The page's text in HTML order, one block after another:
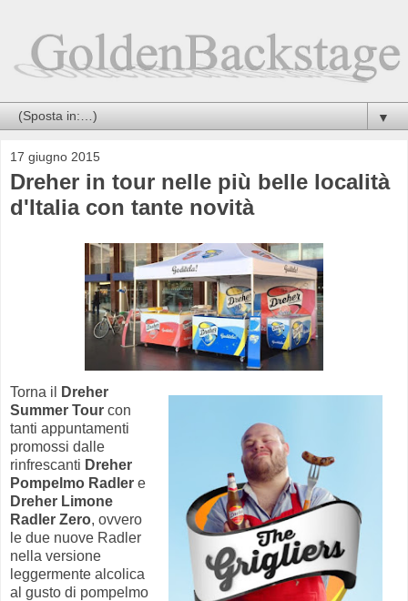
▼
17 giugno 2015
Dreher in tour nelle più belle località
d'Italia con tante novità
Torna il
Dreher
Summer Tour con
tanti appuntamenti
promossi dalle
rinfrescanti Dreher
Pompelmo Radler e
Dreher Limone
Radler Zero, ovvero
le due nuove Radler
nella versione
leggermente alcolica
al gusto di pompelmo